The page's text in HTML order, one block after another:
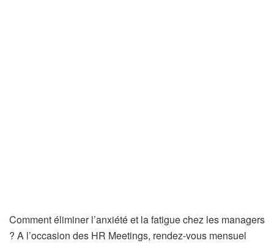
Comment éliminer l’anxiété et la fatigue chez les managers
? A l’occasion des HR Meetings, rendez-vous mensuel